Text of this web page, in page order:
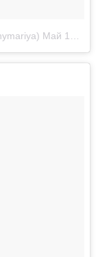
Май 15 2016 в 8:36 PDT